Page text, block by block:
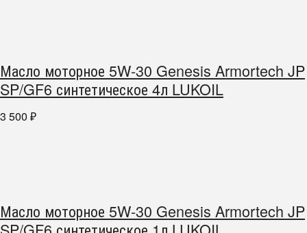
Масло моторное 5W-30 Genesis Armortech JP
SP/GF6 синтетическое 4л LUKOIL
3 500 ₽
Масло моторное 5W-30 Genesis Armortech JP